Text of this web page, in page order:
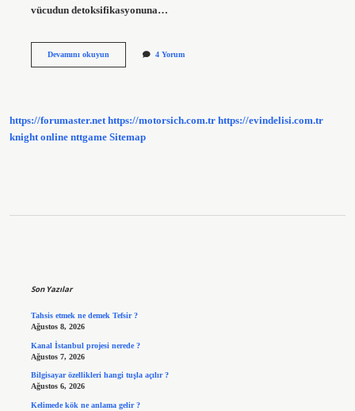
vücudun detoksifikasyonuna…
Devamını okuyunPekmez
4 Yorum
https://forumaster.net https://motorsich.com.tr https://evindelisi.com.tr
knight online nttgame Sitemap
Son Yazılar
Tahsis etmek ne demek Tefsir ?
Ağustos 8, 2026
Kanal İstanbul projesi nerede ?
Ağustos 7, 2026
Bilgisayar özellikleri hangi tuşla açılır ?
Ağustos 6, 2026
Kelimede kök ne anlama gelir ?